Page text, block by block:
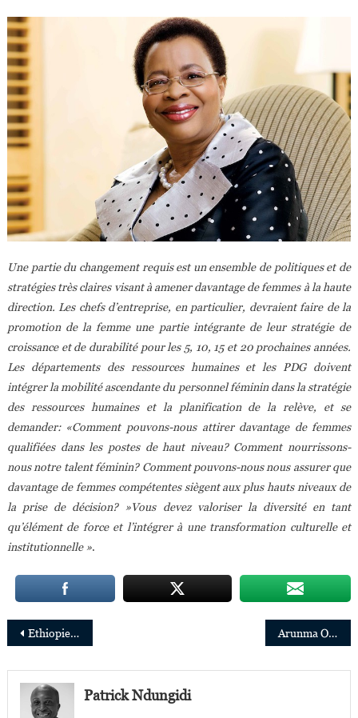
Une partie du changement requis est un ensemble de politiques et de
stratégies très claires visant à amener davantage de femmes à la haute
direction. Les chefs d’entreprise, en particulier, devraient faire de la
promotion de la femme une partie intégrante de leur stratégie de
croissance et de durabilité pour les 5, 10, 15 et 20 prochaines années.
Les départements des ressources humaines et les PDG doivent
intégrer la mobilité ascendante du personnel féminin dans la stratégie
des ressources humaines et la planification de la relève, et se
demander: «Comment pouvons-nous attirer davantage de femmes
qualifiées dans les postes de haut niveau? Comment nourrissons-
nous notre talent féminin? Comment pouvons-nous nous assurer que
davantage de femmes compétentes siègent aux plus hauts niveaux de
la prise de décision? »Vous devez valoriser la diversité en tant
qu’élément de force et l’intégrer à une transformation culturelle et
institutionnelle ».
Navigation
de
l’article
Ethiopie: Konjit SineGiorgis, la plus ancienne diplomate en Afrique honorée Arunma Oteh rejoint le conseil d’administration d’Ecobank
Patrick Ndungidi